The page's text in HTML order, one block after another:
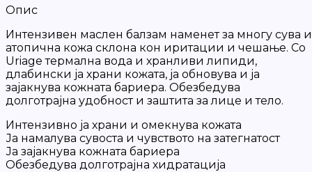
Опис
Интензивен маслен балзам наменет за многу сува и
атопична кожа склона кон иритации и чешање. Со
Uriage термална вода и хранливи липиди,
длабински ја храни кожата, ја обновува и ја
зајакнува кожната бариера. Обезбедува
долготрајна удобност и заштита за лице и тело.
Интензивно ја храни и омекнува кожата
Ја намалува сувоста и чувството на затегнатост
Ја зајакнува кожната бариера
Обезбедува долготрајна хидратација